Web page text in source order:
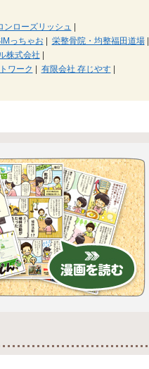
ンローズリッシュ |
っちゃお | 栄整骨院・均整福田道場|
株式会社 |
ワーク | 有限会社 存じやす|